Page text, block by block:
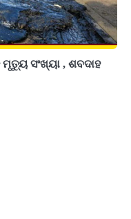
ସଂଖ୍ୟା , ଶବଦାହ